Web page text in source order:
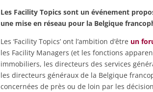
Les Facility Topics sont un événement
une mise en réseau pour la Belgique
Les ‘Facility Topics’ ont l’ambition d’être un
les Facility Managers (et les fonctions
immobiliers, les directeurs des services
les directeurs généraux de la Belgique
concernées de près ou de loin par les